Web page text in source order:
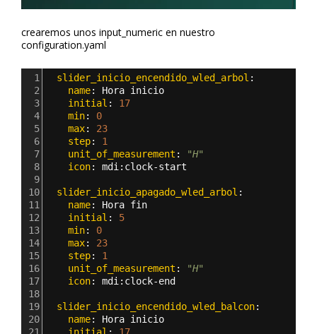
crearemos unos input_numeric en nuestro
configuration.yaml
1
  slider_inicio_encendido_wled_arbol
:
2
name: Hora inicio
3
initial : 17
4
min: 0
5
max: 23
6
step:
7
unit_of_measurement :
"H"
8
icon: mdi : clock-start
9
10
  slider_inicio_apagado_wled_arbol
:
11
name: Hora fin
12
initial : 5
13
min: 0
14
max: 23
15
step:
16
unit_of_measurement :
"H"
17
icon: mdi : clock-end
18
19
  slider_inicio_encendido_wled_balcon
:
20
name: Hora inicio